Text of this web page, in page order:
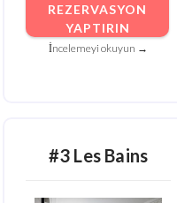
REZERVASYON
YAPTIRIN
İncelemeyi okuyun →
#3 Les Bains